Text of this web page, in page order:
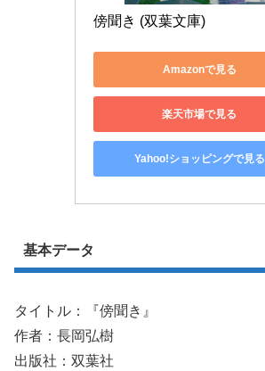
傍聞き (双葉文庫)
Amazonで見る
楽天市場で見る
Yahoo!ショッピングで見る
基本データ
タイトル：『傍聞き』
作者：長岡弘樹
出版社：双葉社